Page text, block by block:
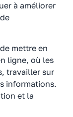
à améliorer
mettre en
ligne, où les
travailler sur
informations.
et la